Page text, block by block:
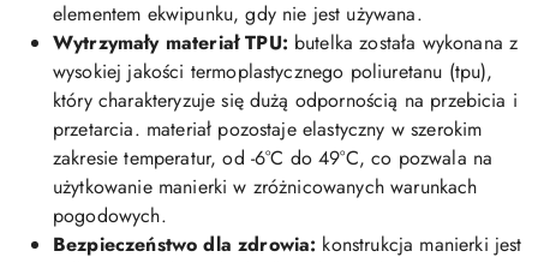
elementem ekwipunku, gdy nie jest używana.
Wytrzymały materiał TPU: butelka została wykonana z
wysokiej jakości termoplastycznego poliuretanu (tpu),
który charakteryzuje się dużą odpornością na przebicia i
przetarcia. materiał pozostaje elastyczny w szerokim
zakresie temperatur, od -6°C do 49°C, co pozwala na
użytkowanie manierki w zróżnicowanych warunkach
pogodowych.
Bezpieczeństwo dla zdrowia: konstrukcja manierki jest